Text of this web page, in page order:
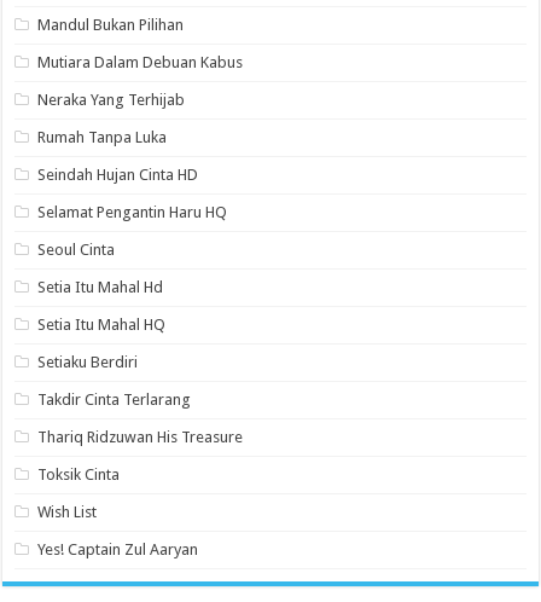
Mandul Bukan Pilihan
Mutiara Dalam Debuan Kabus
Neraka Yang Terhijab
Rumah Tanpa Luka
Seindah Hujan Cinta HD
Selamat Pengantin Haru HQ
Seoul Cinta
Setia Itu Mahal Hd
Setia Itu Mahal HQ
Setiaku Berdiri
Takdir Cinta Terlarang
Thariq Ridzuwan His Treasure
Toksik Cinta
Wish List
Yes! Captain Zul Aaryan